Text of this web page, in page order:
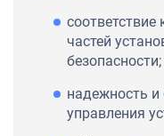
соответствие
частей
безопасности;
надежность и
управления